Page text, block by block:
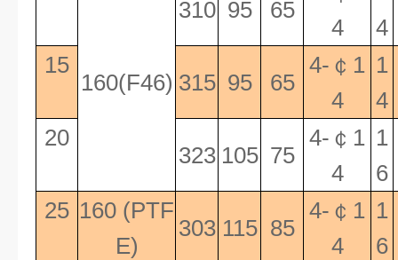
160(F46)
310 95 65
4
4
15
315 95 65
4- ￠ 1
4
1
4
20
323 105 75
4- ￠ 1
4
1
6
25 160 (PTF
E)
303 115 85
4- ￠ 1
4
1
6